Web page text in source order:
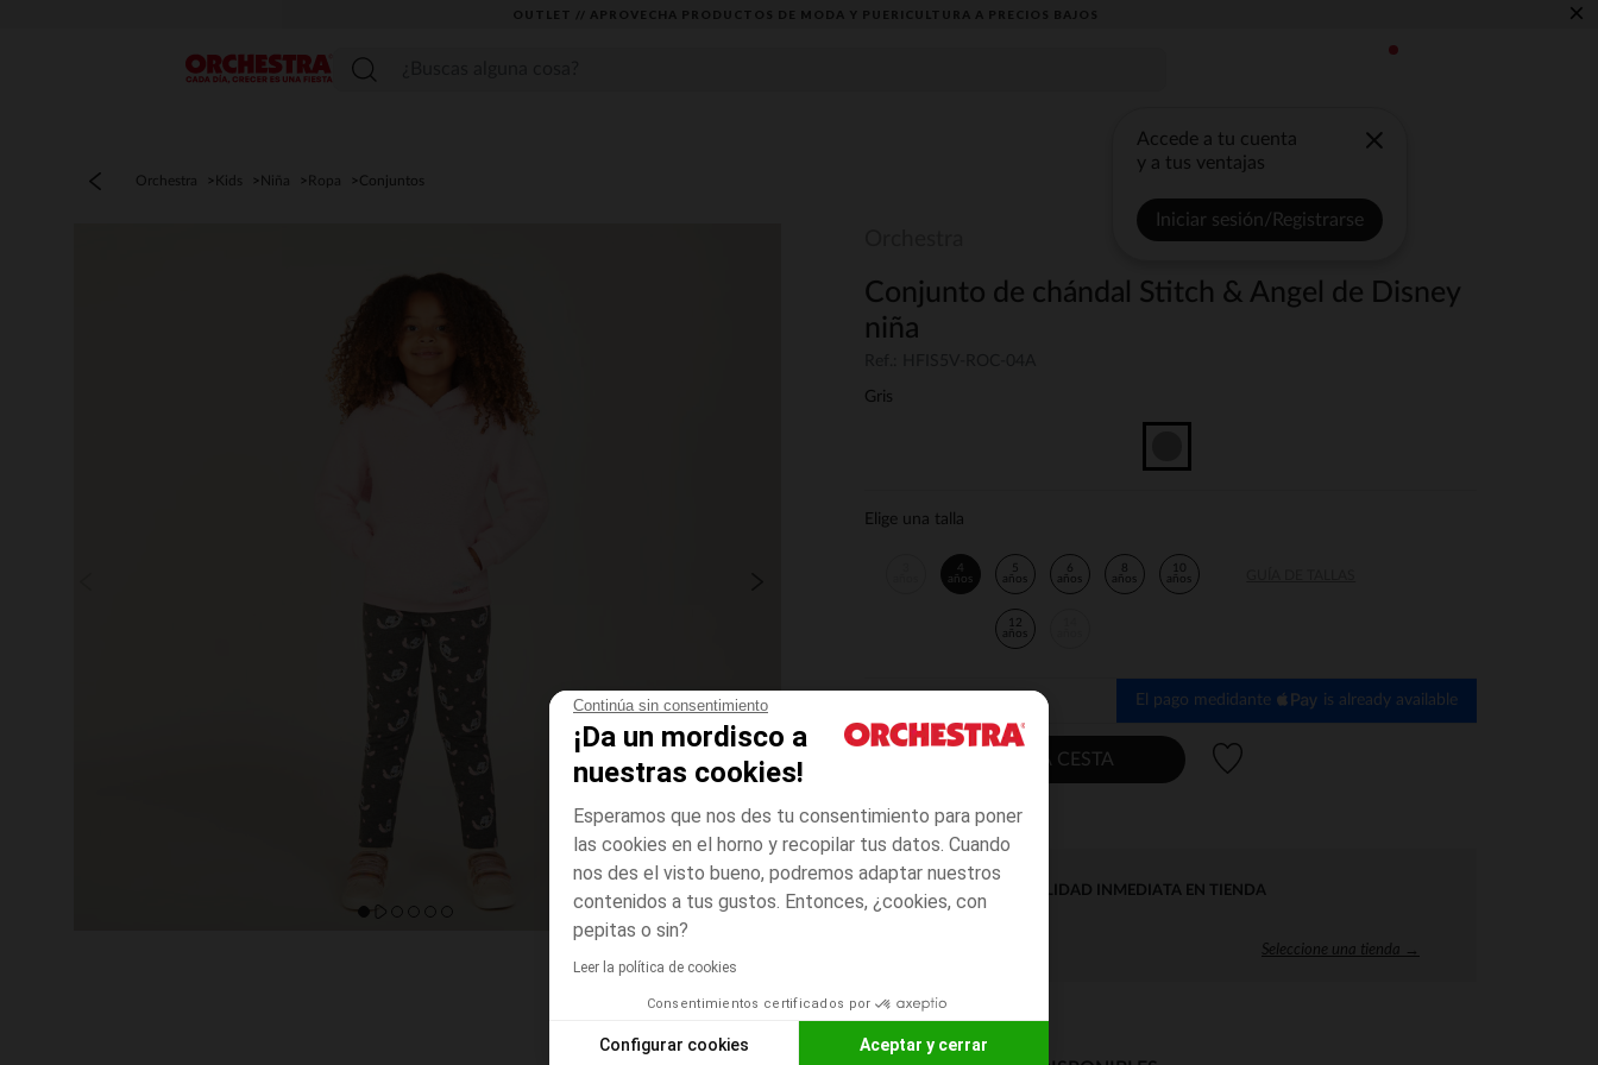
Continúa sin consentimiento
¡Da un mordisco a
nuestras cookies!
Esperamos que nos des tu consentimiento para poner
las cookies en el horno y recopilar tus datos. Cuando
nos des el visto bueno, podremos adaptar nuestros
contenidos a tus gustos. Entonces, ¿cookies, con
pepitas o sin?
Leer la política de cookies
Consentimientos certificados por
Configurar cookies Aceptar y cerrar
OUTLET // APROVECHA PRODUCTOS DE MODA Y PUERICULTURA A PRECIOS BAJOS ×
Menú
Accede a tu cuenta
y a tus ventajas
Iniciar sesión/Registrarse
Orchestra Kids Niña Ropa Conjuntos
Conjunto de chándal Stitch & Angel de Disney
niña
Gris
Elige una talla
4
años
5
años
6
años
8
años
10
años
12
años
El pago medidante is already available
AÑADIR A LA CESTA
DISPONIBILIDAD INMEDIATA EN TIENDA
Seleccione una tienda →